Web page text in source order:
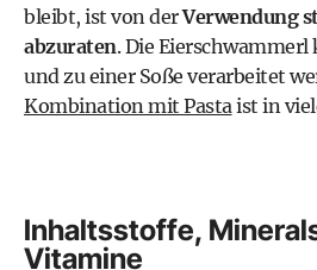
bleibt, ist von derVerwendung
abzuraten. Die
und zu einer Soße verarbeitet
Kombination mit Pastaist in
Inhaltsstoffe,
Vitamine